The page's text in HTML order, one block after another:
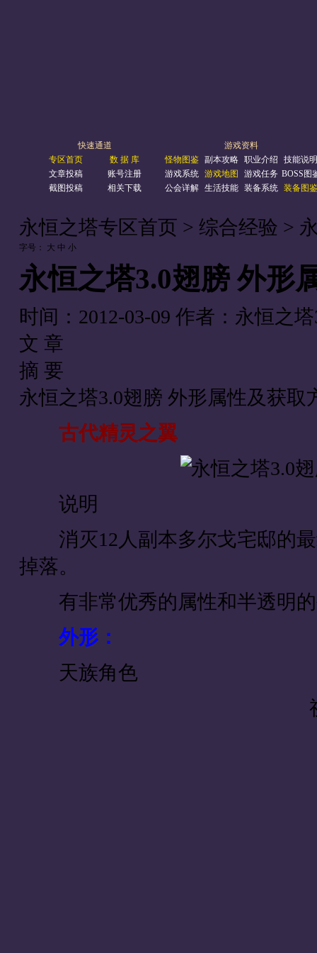
快速通道
专区首页
数 据 库
文章投稿
账号注册
截图投稿
相关下载
游戏资料
怪物图鉴
副本攻略 职业介绍
技能说
游戏系统
游戏地图 游戏任务 BOSS图
公会详解
生活技能 装备系统 装备图
永恒之塔专区首页 > 综合经验 >
字号： 大 中 小
永恒之塔3.0翅膀 外形
时间：2012-03-09 作者：永恒之塔
文 章
摘 要
永恒之塔3.0翅膀 外形属性及获取
古代精灵之翼
说明
消灭12人副本多尔戈宅邸的最
掉落。
有非常优秀的属性和半透明的
外形：
天族角色